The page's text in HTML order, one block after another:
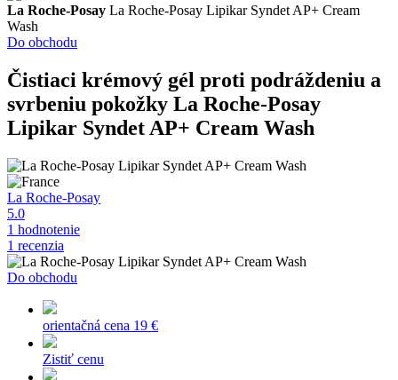
La Roche-Posay La Roche-Posay Lipikar Syndet AP+ Cream
Wash
Do obchodu
Čistiaci krémový gél proti podráždeniu a
svrbeniu pokožky La Roche-Posay
Lipikar Syndet AP+ Cream Wash
La Roche-Posay
5.0
1 hodnotenie
1 recenzia
Do obchodu
orientačná cena 19 €
Zistiť cenu